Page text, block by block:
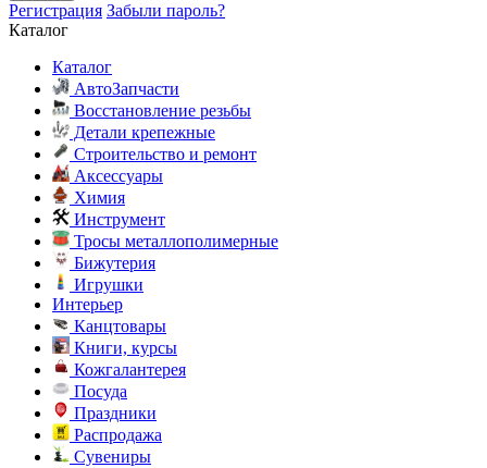
Регистрация Забыли пароль?
Каталог
Каталог
АвтоЗапчасти
Восстановление резьбы
Детали крепежные
Строительство и ремонт
Аксессуары
Химия
Инструмент
Тросы металлополимерные
Бижутерия
Игрушки
Интерьер
Канцтовары
Книги, курсы
Кожгалантерея
Посуда
Праздники
Распродажа
Сувениры